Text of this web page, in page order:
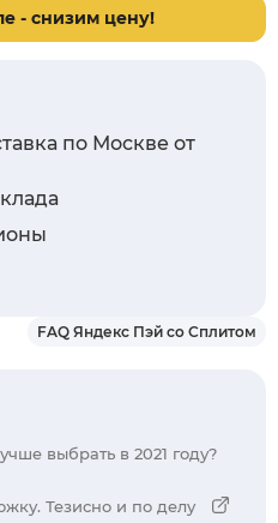
- снизим цену!
по Москве от
выбрать в 2021 году?
Тезисно и по делу
FAQ Яндекс Пэй со Сплитом